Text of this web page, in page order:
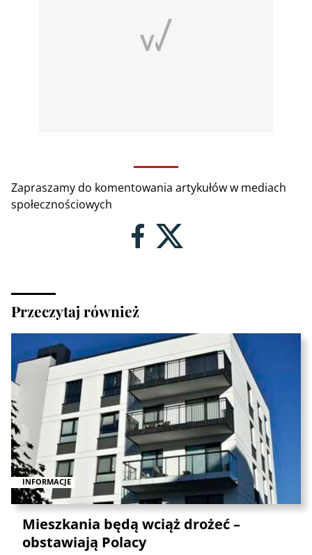
Zapraszamy do komentowania artykułów w mediach
społecznościowych
Przeczytaj również
INFORMACJE
Mieszkania będą wciąż drożeć –
obstawiają Polacy